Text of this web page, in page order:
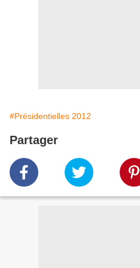
#Présidentielles 2012
Partager